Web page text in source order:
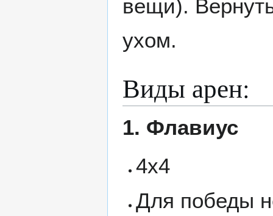
вещи).
ухом.
Виды арен:
1. Флавиус
4х4
Для победы